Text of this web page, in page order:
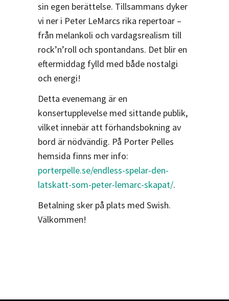
sin egen berättelse. Tillsammans dyker
vi ner i Peter LeMarcs rika repertoar –
från melankoli och vardagsrealism till
rock’n’roll och spontandans. Det blir en
eftermiddag fylld med både nostalgi
och energi!
Detta evenemang är en
konsertupplevelse med sittande publik,
vilket innebär att förhandsbokning av
bord är nödvändig. På Porter Pelles
hemsida finns mer info:
porterpelle.se/endless-spelar-den-
latskatt-som-peter-lemarc-skapat/.
Betalning sker på plats med Swish.
Välkommen!